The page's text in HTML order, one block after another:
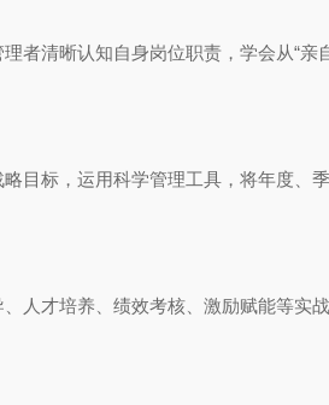
者清晰认知自身岗位职责，学会从“亲
目标，运用科学管理工具，将年度、
人才培养、绩效考核、激励赋能等实